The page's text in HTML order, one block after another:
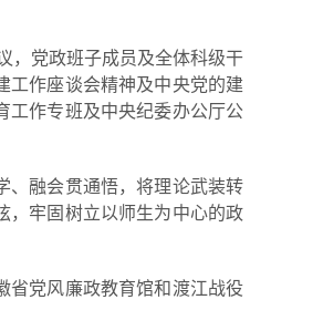
，党政班子成员及全体科级干
工作座谈会精神及中央党的建
工作专班及中央纪委办公厅公
、融会贯通悟，将理论武装转
，牢固树立以师生为中心的政
省党风廉政教育馆和渡江战役